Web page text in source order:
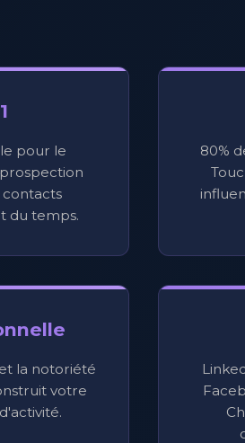
pour le
contacts
du temps.
80%
la notoriété
votre